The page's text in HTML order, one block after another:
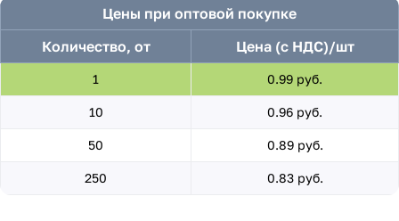
Цены при оптовой покупке
Количество, от
Цена (с НДС)/шт
1 0.99 руб.
10 0.96 руб.
50 0.89 руб.
250 0.83 руб.